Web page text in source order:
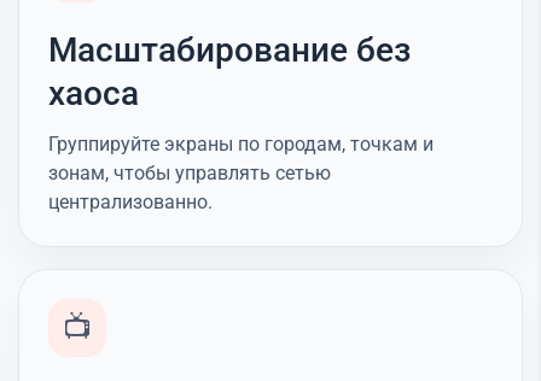
Масштабирование без
хаоса
Группируйте экраны по городам, точкам и
зонам, чтобы управлять сетью
централизованно.
📺